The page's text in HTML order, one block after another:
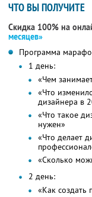
ЧТО ВЫ ПОЛУЧИТЕ
Скидка 100% на
месяцев»
Программа
1 день:
«Чем
«Что
дизайнера в
«Что такое
нужен»
«Что делает
«Сколько
2 день:
«Как создать